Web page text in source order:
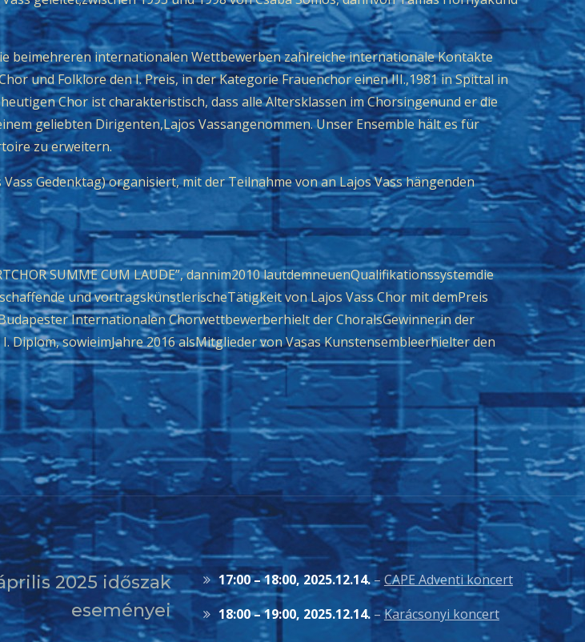
beimehreren internationalen Wettbewerben zahlreiche internationale Kontakte
und Folklore den I. Preis, in der Kategorie Frauenchor einen III.,1981 in Spittal in
Chor ist charakteristisch, dass alle Altersklassen im Chorsingenund er die
geliebten Dirigenten,Lajos Vassangenommen. Unser Ensemble hält es für
zu erweitern.
Gedenktag) organisiert, mit der Teilnahme von an Lajos Vass hängenden
SUMME CUM LAUDE”, dannim2010 lautdemneuenQualifikationssystemdie
und vortragskünstlerischeTätigkeit von Lajos Vass Chor mit demPreis
Internationalen Chorwettbewerberhielt der ChoralsGewinnerin der
sowieimJahre 2016 alsMitglieder von Vasas Kunstensembleerhielter den
2025 időszak
eseményei
17:00–18:00,2025.12.14.– CAPE Adventi koncert
18:00–19:00, 2025.12.14.–Karácsonyi koncert